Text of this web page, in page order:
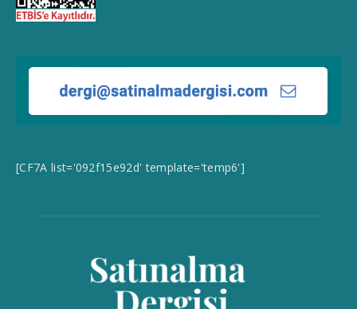
[CF7A list='092f15e92d' template='temp6']